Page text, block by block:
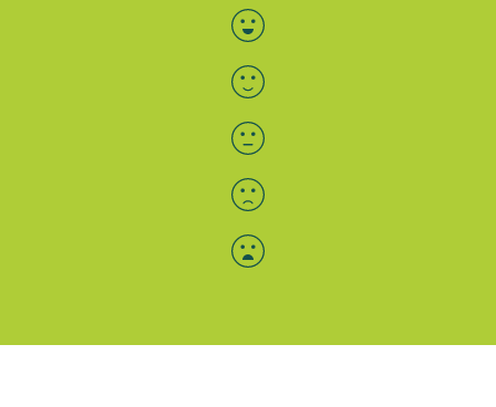
Bewertung auswählen